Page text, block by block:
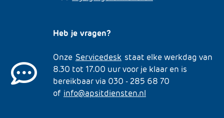
Heb je vragen?
Onze Servicedesk staat elke werkdag van
8.30 tot 17.00 uur voor je klaar en is
bereikbaar via 030 - 285 68 70
of info@apsitdiensten.nl